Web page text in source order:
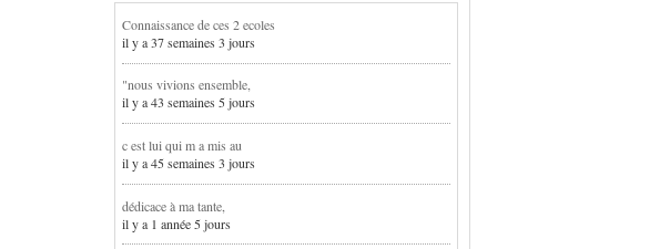
Connaissance de ces 2 ecoles
il y a 37 semaines 3 jours
"nous vivions ensemble,
il y a 43 semaines 5 jours
c est lui qui m a mis au
il y a 45 semaines 3 jours
dédicace à ma tante,
il y a 1 année 5 jours